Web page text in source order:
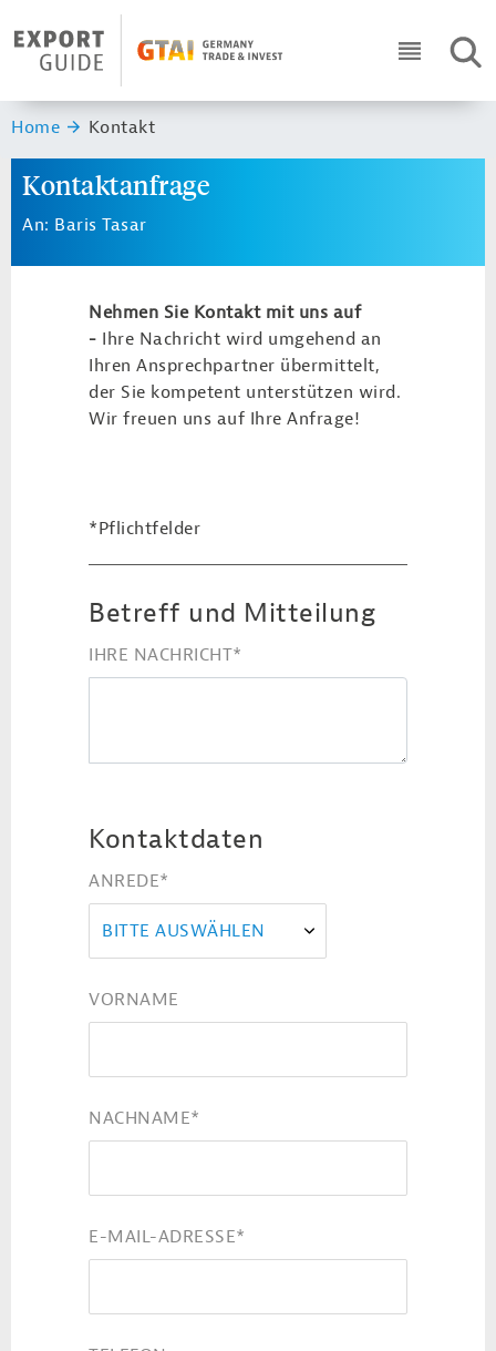
Header Logo
ICON
Sie sind hier:
Home Kontakt
Kontaktanfrage
An: Baris Tasar
Nehmen Sie Kontakt mit uns auf
- Ihre Nachricht wird umgehend an
Ihren Ansprechpartner übermittelt,
der Sie kompetent unterstützen wird.
Wir freuen uns auf Ihre Anfrage!
*Pflichtfelder
Betreff und Mitteilung
IHRE NACHRICHT*
Kontaktdaten
ANREDE*
BITTE AUSWÄHLEN
VORNAME
NACHNAME*
E-MAIL-ADRESSE*